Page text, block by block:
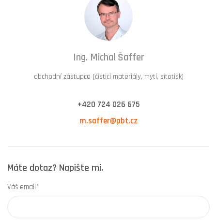
Ing. Michal Šaffer
obchodní zástupce (čisticí materiály, mytí, sítotisk)
+420 724 026 675
m.saffer@pbt.cz
Máte dotaz? Napište mi.
Váš email*